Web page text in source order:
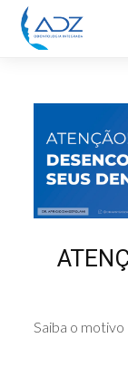
Saiba o motivo